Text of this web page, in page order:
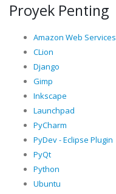
Proyek Penting
Amazon Web Services
CLion
Django
Gimp
Inkscape
Launchpad
PyCharm
PyDev - Eclipse Plugin
PyQt
Python
Ubuntu